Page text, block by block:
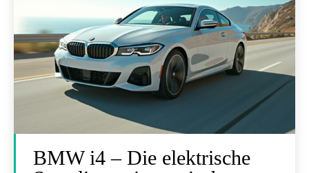
BMW i4 – Die elektrische